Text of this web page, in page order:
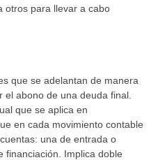
otros para llevar a cabo
que se adelantan de manera
abono de una deuda final.
que se aplica en
en cada movimiento contable
una de entrada o
financiación. Implica doble